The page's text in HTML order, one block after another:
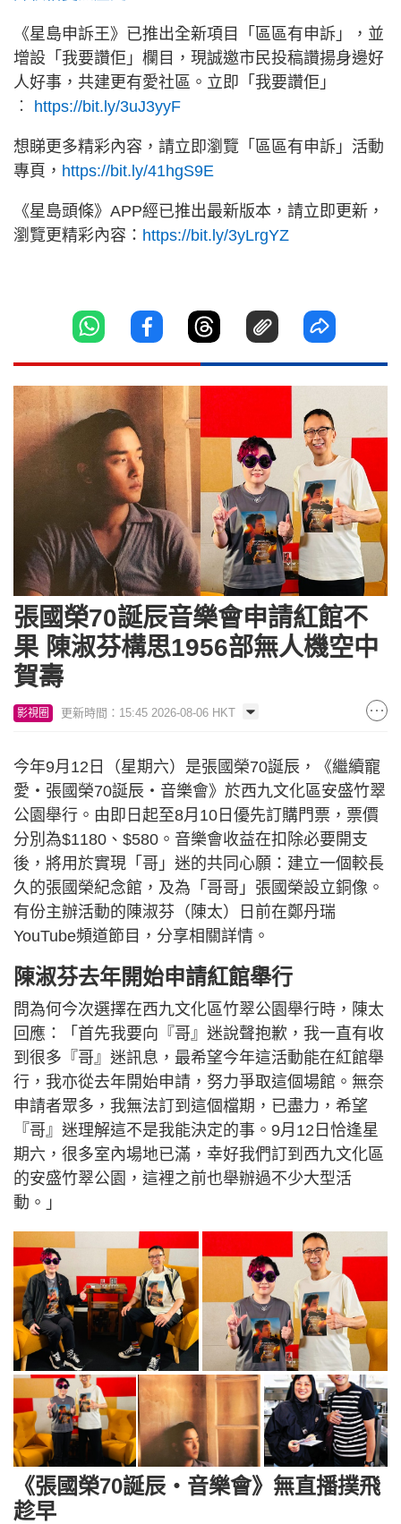
《星島申訴王》已推出全新項目「區區有申訴」，並
增設「我要讚佢」欄目，現誠邀市民投稿讚揚身邊好
人好事，共建更有愛社區。立即「我要讚佢」
︰ https://bit.ly/3uJ3yyF
想睇更多精彩內容，請立即瀏覽「區區有申訴」活動
專頁， https://bit.ly/41hgS9E
《星島頭條》APP經已推出最新版本，請立即更新，
瀏覽更精彩內容： https://bit.ly/3yLrgYZ
張國榮70誕辰音樂會申請紅館不
果 陳淑芬構思1956部無人機空中
賀壽
影視圈 更新時間：15:45 2026-08-06 HKT
今年9月12日（星期六）是張國榮70誕辰，《繼續寵
愛・張國榮70誕辰・音樂會》於西九文化區安盛竹翠
公園舉行。由即日起至8月10日優先訂購門票，票價
分別為$1180、$580。音樂會收益在扣除必要開支
後，將用於實現「哥」迷的共同心願：建立一個較長
久的張國榮紀念館，及為「哥哥」張國榮設立銅像。
有份主辦活動的陳淑芬（陳太）日前在鄭丹瑞
YouTube頻道節目，分享相關詳情。
陳淑芬去年開始申請紅館舉行
問為何今次選擇在西九文化區竹翠公園舉行時，陳太
回應：「首先我要向『哥』迷說聲抱歉，我一直有收
到很多『哥』迷訊息，最希望今年這活動能在紅館舉
行，我亦從去年開始申請，努力爭取這個場館。無奈
申請者眾多，我無法訂到這個檔期，已盡力，希望
『哥』迷理解這不是我能決定的事。9月12日恰逢星
期六，很多室內場地已滿，幸好我們訂到西九文化區
的安盛竹翠公園，這裡之前也舉辦過不少大型活
動。」
《張國榮70誕辰・音樂會》無直播撲飛
趁早